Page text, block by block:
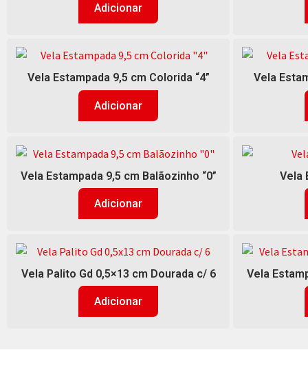
Adicionar
Vela Estampada 9,5 cm Colorida “4”
Adicionar
Vela
Vela Estampada 9,5 cm Balãozinho “0”
Adicionar
Vela
Vela Palito Gd 0,5×13 cm Dourada c/ 6
Adicionar
Vela